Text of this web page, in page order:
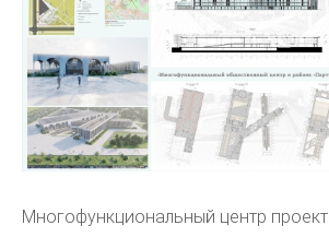
Многофункциональный центр проект